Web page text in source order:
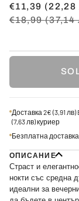
€11,39 (22,28
€18,99(37,14
Доставка 2€ (3,91 лв)
(7,63 лв)куриер
Безплатна
ОПИСАНИЕ
Страст и
нокти със средна
идеални за